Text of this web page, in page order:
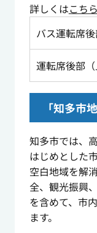
詳しくはこちら
バス運転席
運転席後部（
「知多市
知多市では、
はじめとした
空白地域を解
全、観光振興
を含めて、市
ます。